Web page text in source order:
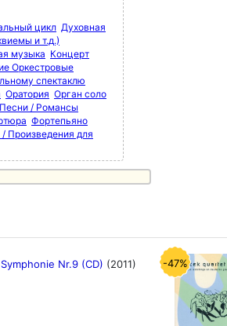
цикл Духовная
и т.д.)
музыка Концерт
Оркестровые
спектаклю
Оратория Орган соло
Песни / Романсы
Фортепьяно
Произведения для
Nr.9 (CD) (2011) -47%